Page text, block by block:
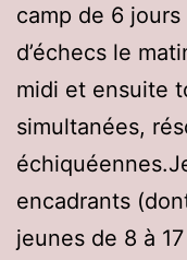
camp de 6
d’échecs le
midi et ensuite
simultanées,
encadrants
jeunes de 8 à